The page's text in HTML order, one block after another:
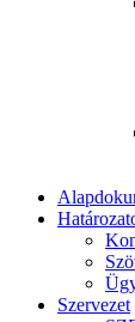
Szervezet